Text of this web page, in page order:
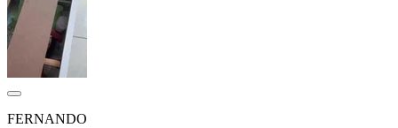
FERNANDO